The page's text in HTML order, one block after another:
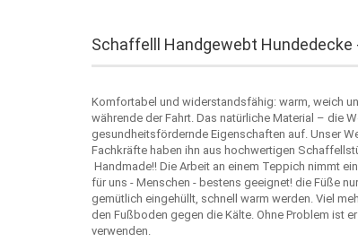
Schaffelll Handgewebt
Komfortabel und widerstandsfähig: warm, weich
währende der Fahrt. Das natürliche Material – die
gesundheitsfördernde Eigenschaften auf. Unser
Fachkräfte haben ihn aus hochwertigen
Handmade!! Die Arbeit an einem Teppich nimmt
für uns - Menschen - bestens geeignet! die Füße
gemütlich eingehüllt, schnell warm werden. Viel
den Fußboden gegen die Kälte. Ohne Problem ist
verwenden.